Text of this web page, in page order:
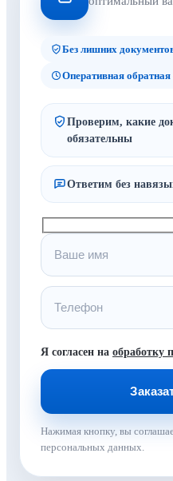
Без лишних
Оперативная обратная
Проверим, какие
обязательны
Ответим без
Я согласен на обработку
Нажимая кнопку, вы
персональных данных.